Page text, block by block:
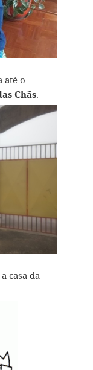
até o
Chãs.
casa da